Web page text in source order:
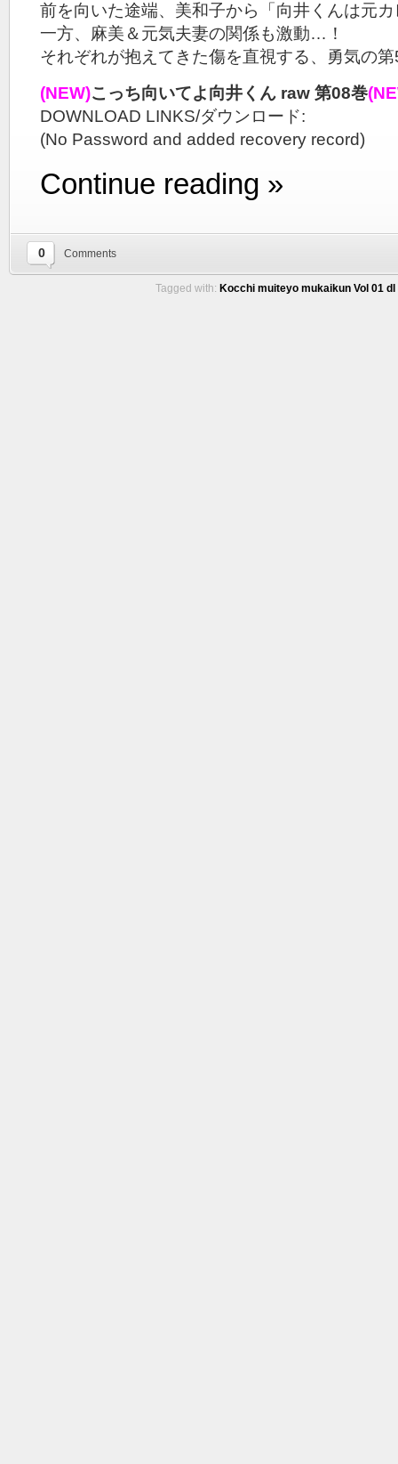
前を向いた途端、美和子から「向井くんは元
一方、麻美＆元気夫妻の関係も激動…！
それぞれが抱えてきた傷を直視する、勇気の
(NEW)こっち向いてよ向井くん raw 第08巻
DOWNLOAD LINKS/ダウンロード:
(No Password and added recovery record)
Continue reading »
0 Comments
Tagged with: Kocchi muiteyo mukaikun Vol 01 dl